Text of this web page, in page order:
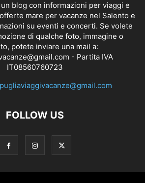
un blog con informazioni per viaggi e
mare per vacanze nel Salento e
su eventi e concerti. Se volete
di qualche foto, immagine o
potete inviare una mail a:
- Partita IVA
IT08560760723
pugliaviaggivacanze@gmail.com
FOLLOW US